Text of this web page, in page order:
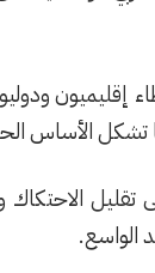
تشكل الأساس
تقليل
الواسع.